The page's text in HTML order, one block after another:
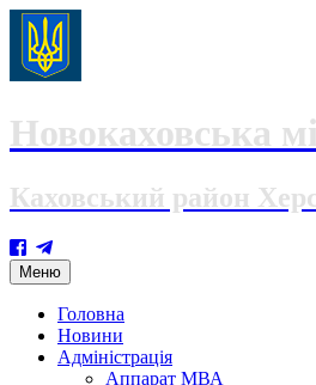
Новокаховська
Каховський район
Меню Skip
to
content
Головна
Новини
Адміністрація
Аппарат МВА